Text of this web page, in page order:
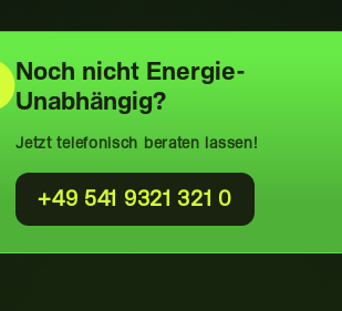
Noch nicht Energie-
Unabhängig?
Jetzt telefonisch beraten lassen!
+49 541 9321 321 0